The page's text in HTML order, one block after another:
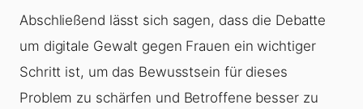
Abschließend lässt sich sagen, dass die Debatte
um digitale Gewalt gegen Frauen ein wichtiger
Schritt ist, um das Bewusstsein für dieses
Problem zu schärfen und Betroffene besser zu